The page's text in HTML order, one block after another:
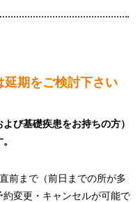
延期をご検討下さい
び基礎疾患をお持ちの方）
前まで（前日までの所が多
変更・キャンセルが可能で